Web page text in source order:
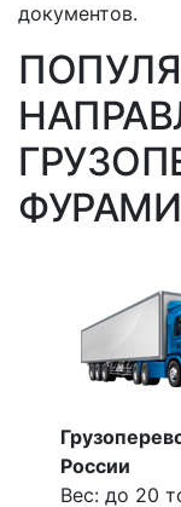
документов.
ФУРАМИ
России
Вес: до 20